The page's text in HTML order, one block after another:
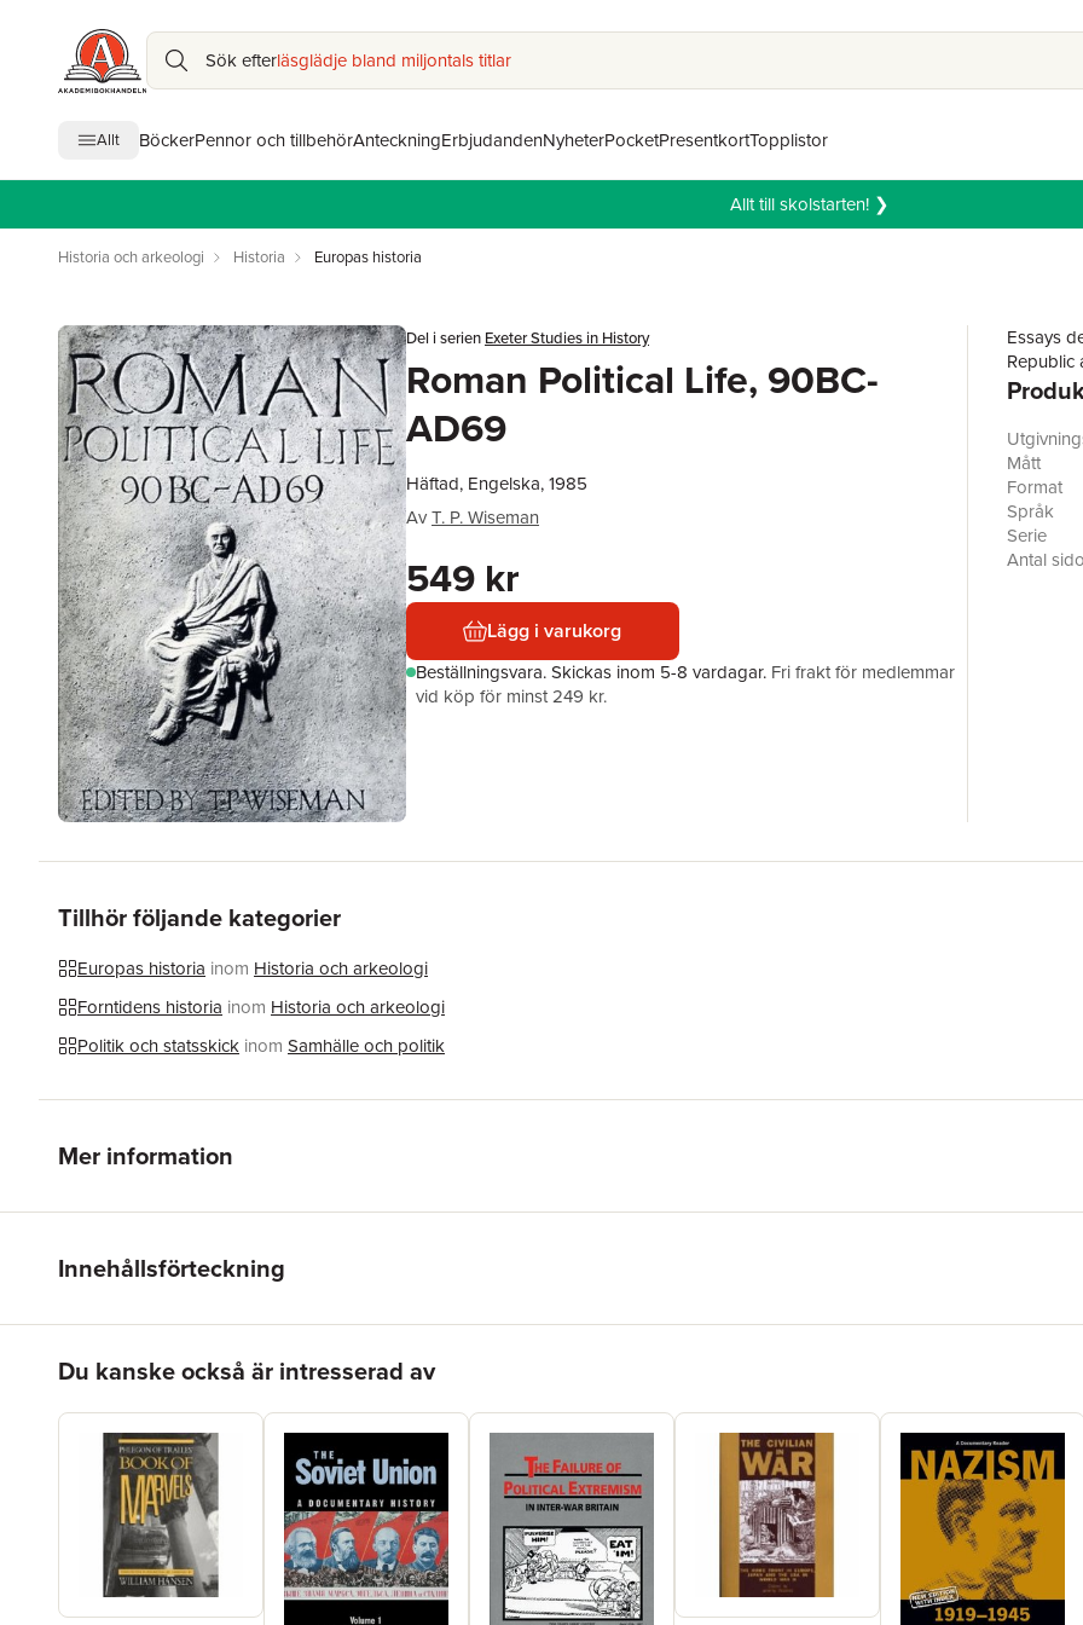
Sök efterläsglädje bland miljontals titlar
Allt BöckerPennor och tillbehörAnteckningErbjudandenNyheterPocketPresentkortTopplistor
Allt till skolstarten! ❯
Historia och arkeologi Historia Europas historia
Del i serien Exeter Studies in History
Roman Political Life, 90BC-
AD69
Häftad, Engelska, 1985
AvT. P. Wiseman
549 kr
Lägg i varukorg
Beställningsvara.Skickas inom 5-8 vardagar. Fri frakt för medlemmar
vid köp för minst 249 kr.
Essays
Republic
Mått
Format
Språk
Serie
Antal
Tillhör följande kategorier
Europas historia inom Historia och arkeologi
Forntidens historia inom Historia och arkeologi
Politik och statsskick inom Samhälle och politik
Mer information
Innehållsförteckning
Du kanske också är intresserad av